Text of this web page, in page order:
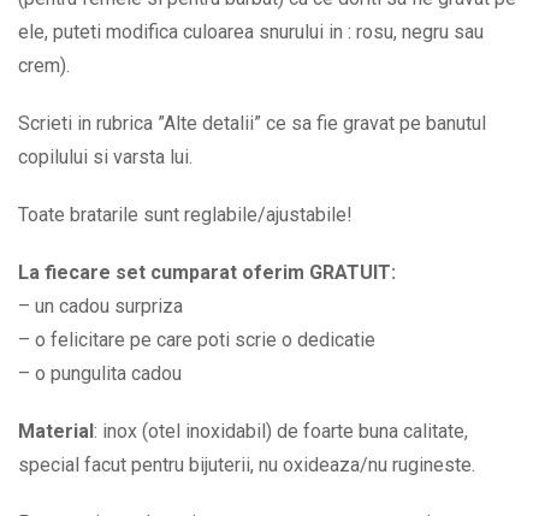
ele, puteti modifica culoarea snurului in : rosu, negru sau
crem).
Scrieti in rubrica ”Alte detalii” ce sa fie gravat pe banutul
copilului si varsta lui.
Toate bratarile sunt reglabile/ajustabile!
La fiecare set cumparat oferim GRATUIT:
– un cadou surpriza
– o felicitare pe care poti scrie o dedicatie
– o pungulita cadou
Material : inox (otel inoxidabil) de foarte buna calitate,
special facut pentru bijuterii, nu oxideaza/nu rugineste.